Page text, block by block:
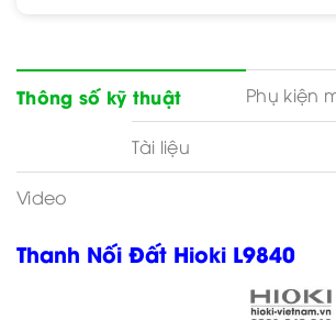
Thông số kỹ thuật Phụ kiện
Tài liệu
Video
Thanh Nối Đất Hioki L9840